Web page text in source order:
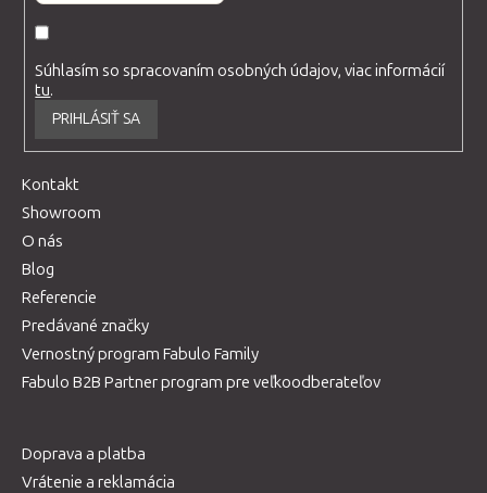
Súhlasím so spracovaním osobných údajov, viac informácií
tu.
PRIHLÁSIŤ SA
Kontakt
Showroom
O nás
Blog
Referencie
Predávané značky
Vernostný program Fabulo Family
Fabulo B2B Partner program pre veľkoodberateľov
Doprava a platba
Vrátenie a reklamácia